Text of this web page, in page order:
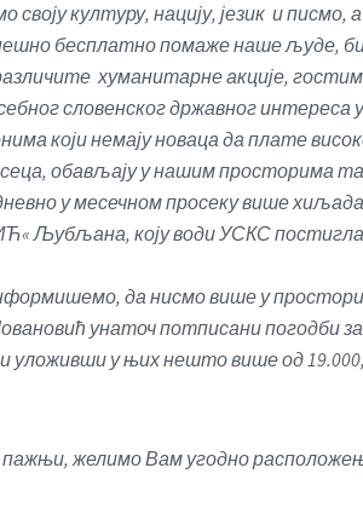
своју културу, нацију, језик и
бесплатно помаже наше људе,
хуманитарне акције,
словенског државног
који немају новаца да плате
обављају у нашим просторима
у месечном просеку више
Љубљана, коју води УСКС постигла
да нисмо више у
унаточ потписани погодби
уложивши у њих нешто више од
желимо Вам угодно